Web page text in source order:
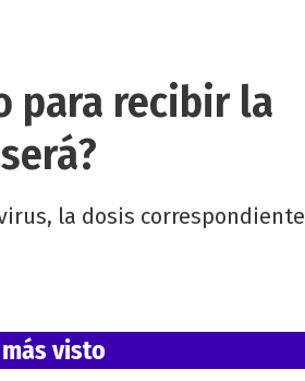
para recibir la
la dosis correspondiente
visto